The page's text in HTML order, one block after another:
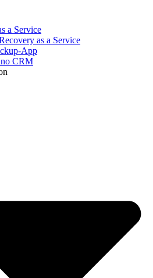
a Service
as a Service
App
CRM